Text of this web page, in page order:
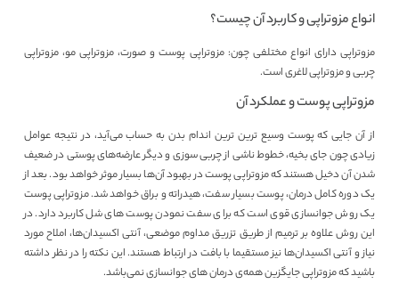
انواع مزوتراپی و کاربرد آن چیست؟
مزوتراپی دارای انواع مختلفی چون: مزوتراپی پوست و صورت، مزوتراپی مو، مزوتراپی
چربی و مزوتراپی لاغری است.
مزوتراپی پوست و عملکرد آن
از آن جایی که پوست وسیع ترین ترین اندام بدن به حساب می‌آید، در نتیجه عوامل
زیادی چون جای بخیه، خطوط ناشی از چربی سوزی و دیگر عارضه‌های پوستی در ضعیف
شدن آن دخیل هستند که مزوتراپی پوست در بهبود آن‌ها بسیار موثر خواهد بود. بعد از
یک دوره کامل درمان، پوست بسیار سفت، هیدراته و براق خواهد شد. مزوتراپی پوست
یک روش جوانسازی قوی است که برای سفت نمودن پوست های شل کاربرد دارد. در
این روش علاوه بر ترمیم از طریق تزریق مداوم موضعی، آنتی اکسیدان‌ها، املاح مورد
نیاز و آنتی اکسیدان‌ها نیز مستقیما با بافت در ارتباط هستند. این نکته را در نظر داشته
باشید که مزوتراپی جایگزین همه‌ی درمان های جوانسازی نمی‌باشد.